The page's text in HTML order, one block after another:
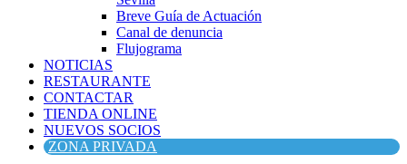
Breve Guía de Actuación
Canal de denuncia
Flujograma
NOTICIAS
RESTAURANTE
CONTACTAR
TIENDA ONLINE
NUEVOS SOCIOS
ZONA PRIVADA